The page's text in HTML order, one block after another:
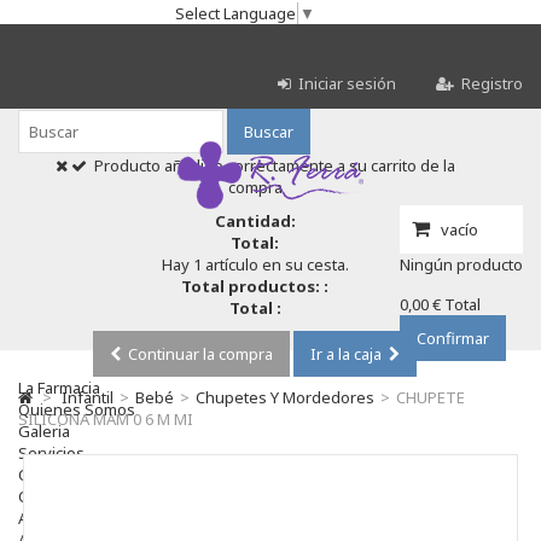
Select Language ▼
Iniciar sesión Registro
Buscar
vacío
Ningún producto
0,00 € Total
Confirmar
Producto añadido correctamente a su carrito de la
compra
Cantidad:
Total:
Hay 1 artículo en su cesta.
Total productos: :
Total :
Continuar la compra
Ir a la caja
La Farmacia
Quienes Somos
Galeria
Servicios
Cosmética
Cosmética Facial
Antiacné
> Infantil > Bebé > Chupetes Y Mordedores > CHUPETE
SILICONA MAM 0 6 M MI